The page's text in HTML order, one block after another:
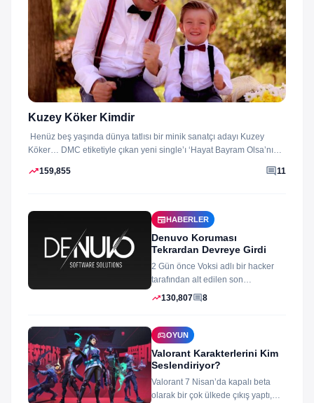
Kuzey Köker Kimdir
Henüz beş yaşında dünya tatlısı bir minik sanatçı adayı Kuzey
Köker… DMC etiketiyle çıkan yeni single’ı ‘Hayat Bayram Olsa’nın
trending_up159,855 comment11
newspaperHABERLER
Denuvo Koruması
Tekrardan Devreye Girdi
2 Gün önce Voksi adlı bir hacker
tarafından alt edilen son
dönemlerin yıkılmaz korsan
trending_up130,807comment8
sports_esportsOYUN
Valorant Karakterlerini Kim
Seslendiriyor?
Valorant 7 Nisan’da kapalı beta
olarak bir çok ülkede çıkış yaptı,